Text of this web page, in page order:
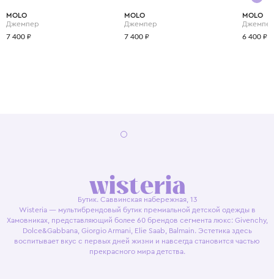
MOLO
Джемпер
7 400 ₽
MOLO
Джемпер
7 400 ₽
MOLO
6 400 ₽
Бутик. Саввинская набережная, 13
Wisteria — мультибрендовый бутик премиальной детской одежды в
Хамовниках, представляющий более 60 брендов сегмента люкс: Givenchy,
Dolce&Gabbana, Giorgio Armani, Elie Saab, Balmain. Эстетика здесь
воспитывает вкус с первых дней жизни и навсегда становится частью
прекрасного мира детства.